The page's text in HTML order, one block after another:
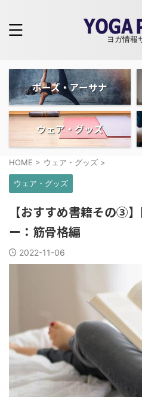
ヨガ情報
ポーズ・アーサナ
ウェア・グッズ
HOME > ウェア・グッズ >
ウェア・グッズ
【おすすめ書籍その③
ー：筋骨格編
2022-11-06